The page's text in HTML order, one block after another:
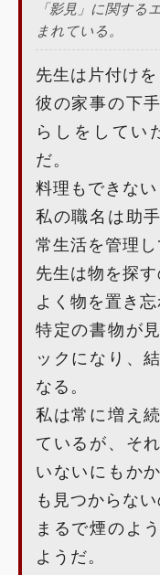
「影見」に関する
まれている。
先生は片付けを
彼の家事の下
らしをしてい
だ。
料理もできない
私の職名は助
常生活を管理し
先生は物を探す
よく物を置き忘
特定の書物が
ックになり、
なる。
私は常に増え
ているが、そ
いないにもか
も見つからない
まるで煙のよ
ようだ。